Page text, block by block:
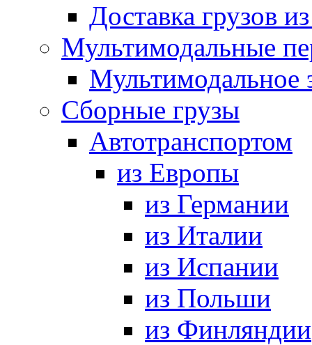
Доставка грузов
Мультимодальные
Мультимодальное
Сборные грузы
Автотранспортом
из Европы
из Германии
из Италии
из Испании
из Польши
из Финляндии